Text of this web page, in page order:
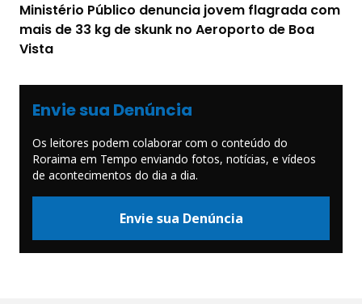
Ministério Público denuncia jovem flagrada com
mais de 33 kg de skunk no Aeroporto de Boa
Vista
Envie sua Denúncia
Os leitores podem colaborar com o conteúdo do
Roraima em Tempo enviando fotos, notícias, e vídeos
de acontecimentos do dia a dia.
Envie sua Denúncia